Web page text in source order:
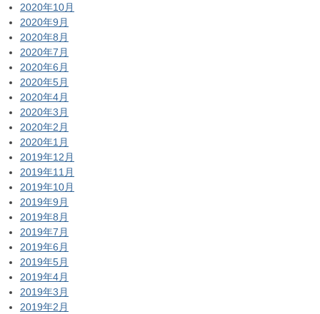
2020年10月
2020年9月
2020年8月
2020年7月
2020年6月
2020年5月
2020年4月
2020年3月
2020年2月
2020年1月
2019年12月
2019年11月
2019年10月
2019年9月
2019年8月
2019年7月
2019年6月
2019年5月
2019年4月
2019年3月
2019年2月